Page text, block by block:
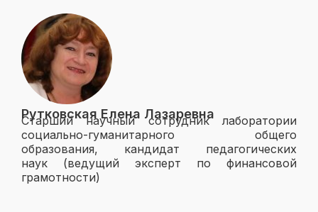
Рутковская Елена Лазаревна
Старший научный сотрудник лаборатории
социально-гуманитарного общего
образования, кандидат педагогических
наук (ведущий эксперт по финансовой
грамотности)